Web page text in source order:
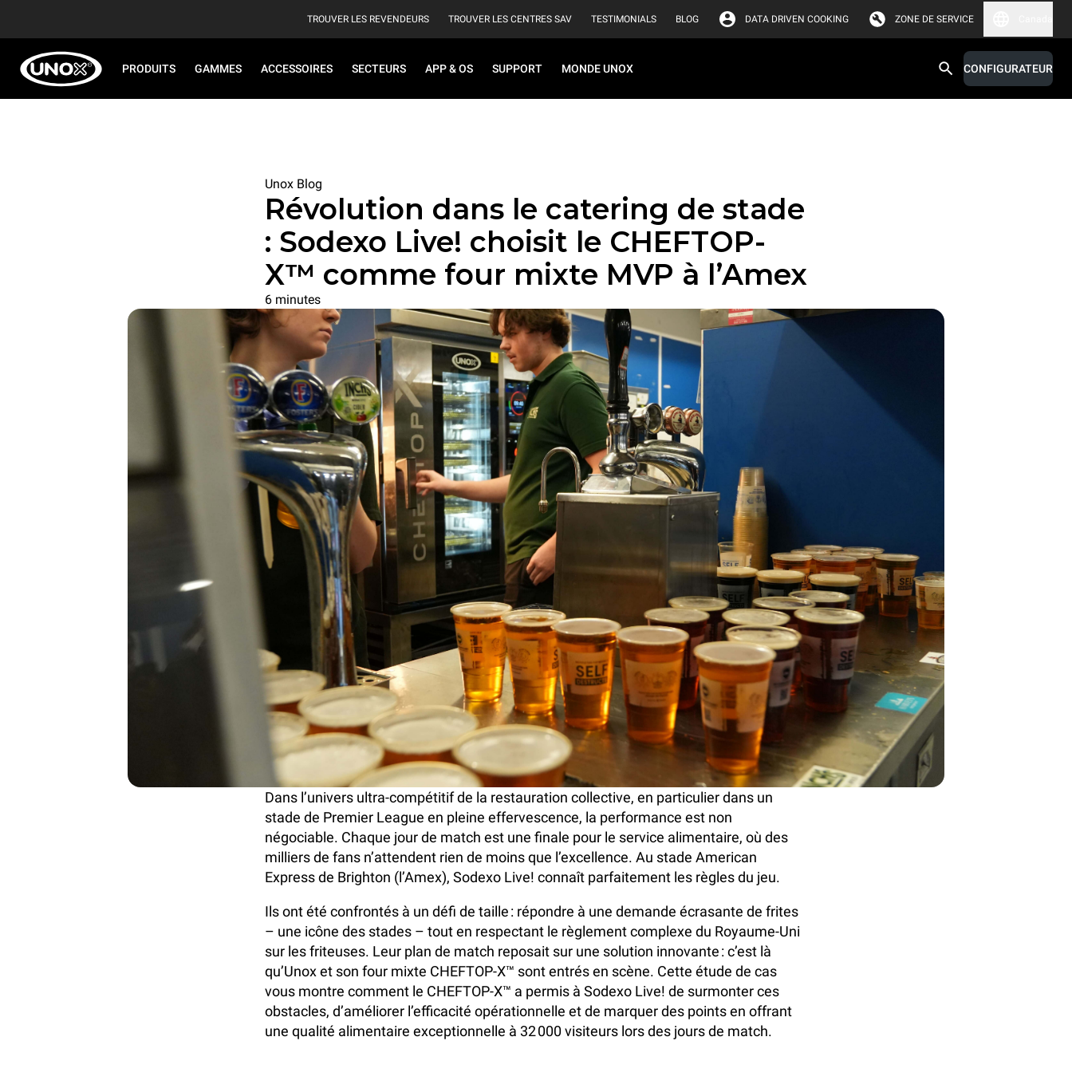
TROUVER LES REVENDEURS TROUVER LES CENTRES SAV TESTIMONIALS BLOG DATA DRIVEN COOKING ZONE DE SERVICE
PRODUITS GAMMES ACCESSOIRES SECTEURS APP & OS SUPPORT MONDE UNOX CONFIGURATEUR
Unox Blog
Révolution dans le catering de stade
: Sodexo Live! choisit le CHEFTOP-
X™ comme four mixte MVP à l’Amex
6 minutes
Dans l’univers ultra-compétitif de la restauration collective, en particulier dans un
stade de Premier League en pleine effervescence, la performance est non
négociable. Chaque jour de match est une finale pour le service alimentaire, où des
milliers de fans n’attendent rien de moins que l’excellence. Au stade American
Express de Brighton (l’Amex), Sodexo Live! connaît parfaitement les règles du jeu.
Ils ont été confrontés à un défi de taille : répondre à une demande écrasante de frites
– une icône des stades – tout en respectant le règlement complexe du Royaume-Uni
sur les friteuses. Leur plan de match reposait sur une solution innovante : c’est là
qu’Unox et son four mixte CHEFTOP-X™ sont entrés en scène. Cette étude de cas
vous montre comment le CHEFTOP-X™ a permis à Sodexo Live! de surmonter ces
obstacles, d’améliorer l’efficacité opérationnelle et de marquer des points en offrant
une qualité alimentaire exceptionnelle à 32 000 visiteurs lors des jours de match.